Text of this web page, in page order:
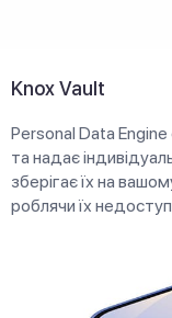
Knox Vault
Personal Data Engine
та надає
зберігає їх на
роблячи їх